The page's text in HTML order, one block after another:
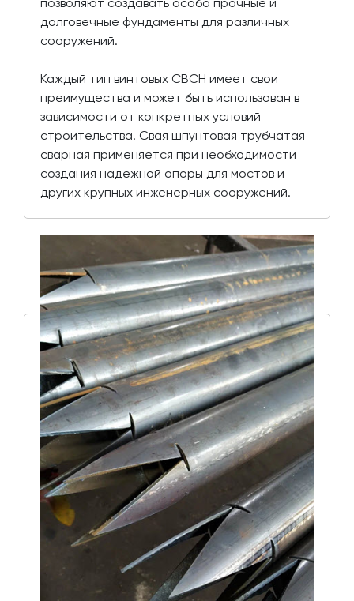
долговечные фундаменты для различных
сооружений.
Каждый тип винтовых СВСН имеет свои
преимущества и может быть использован в
зависимости от конкретных условий
строительства. Свая шпунтовая трубчатая
сварная применяется при необходимости
создания надежной опоры для мостов и
других крупных инженерных сооружений.